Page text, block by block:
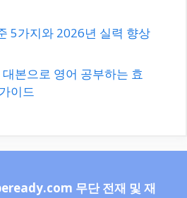
5가지와 2026년 실력 향상
본으로 영어 공부하는 효
이드
무단 전재 및 재